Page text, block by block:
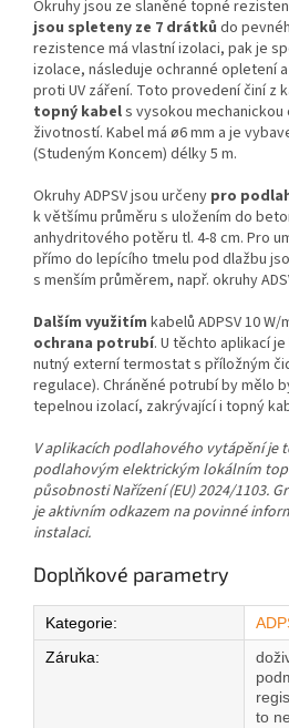
Okruhy jsou ze slaněné topné
jsou spleteny ze 7 drátků do
rezistence má vlastní izolaci, pak je
izolace, následuje ochranné opletení
proti UV záření. Toto provedení činí z
topný kabels vysokou
životností. Kabel má ø6 mm a je
(Studeným Koncem) délky 5 m.
Okruhy ADPSV jsou určeny pro
k většímu průměru s uložením do
anhydritového potěru tl. 4-8 cm. Pro
přímo do lepícího tmelu pod dlažbu
s menším průměrem, např. okruhy
Dalším využitím kabelů ADPSV 10 W/
ochrana potrubí. U těchto aplikací
nutný externí termostat s příložným
regulace). Chráněné potrubí by mělo
tepelnou izolací, zakrývající i topný
V aplikacích podlahového vytápění je
podlahovým elektrickým lokálním
působnosti Nařízení (EU) 2024/1103.
je aktivním odkazem na povinné
instalaci.
Doplňkové parametry
Kategorie:
Záruka:
to